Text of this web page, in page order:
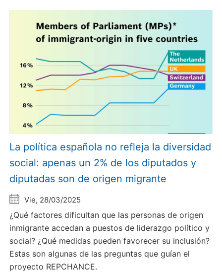
La política española no refleja la diversidad
social: apenas un 2% de los diputados y
diputadas son de origen migrante
Vie, 28/03/2025
¿Qué factores dificultan que las personas de origen
inmigrante accedan a puestos de liderazgo político y
social? ¿Qué medidas pueden favorecer su inclusión?
Estas son algunas de las preguntas que guían el
proyecto REPCHANCE.